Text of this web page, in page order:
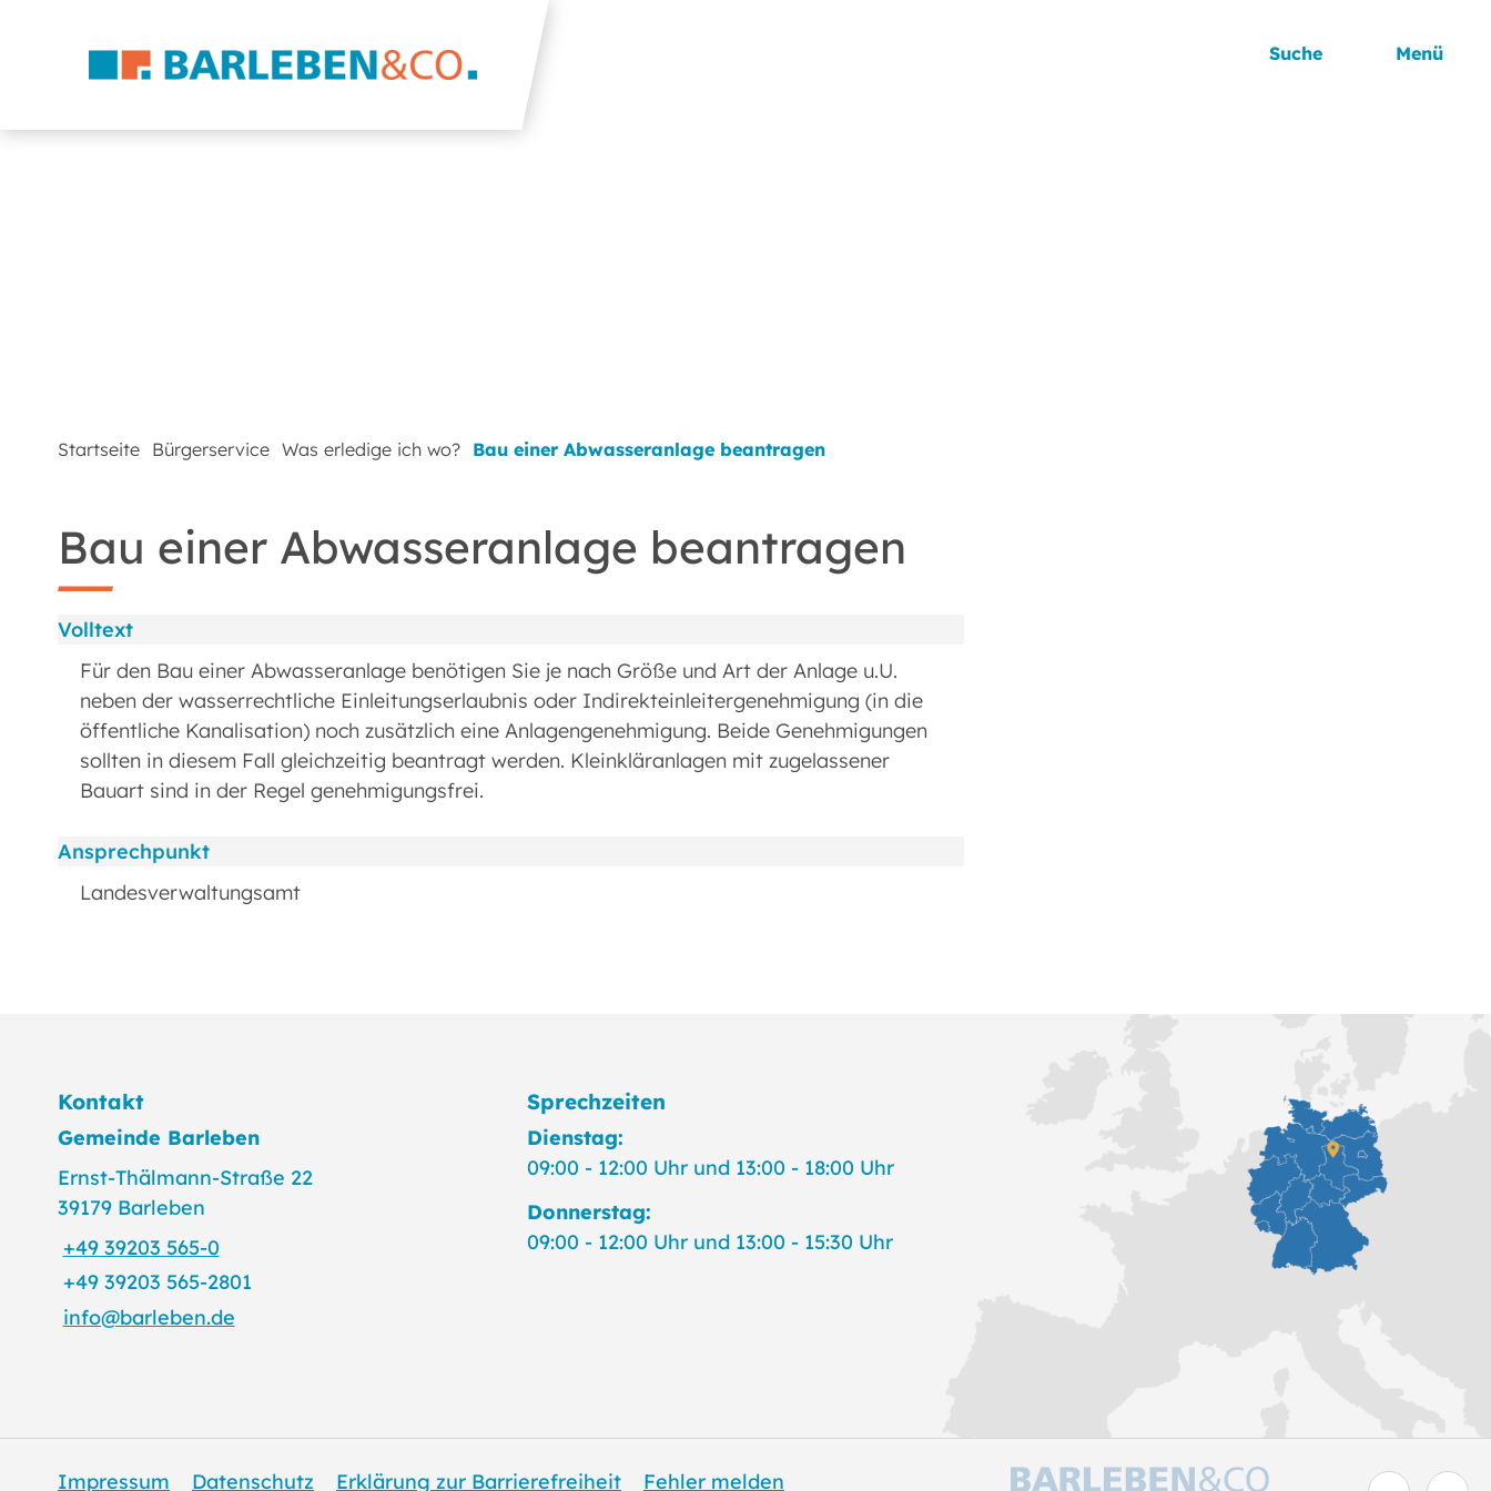
Suche Menü
Startseite Bürgerservice Was erledige ich wo? Bau einer Abwasseranlage beantragen
Bau einer Abwasseranlage beantragen
Volltext
Für den Bau einer Abwasseranlage benötigen Sie je nach Größe und Art der Anlage u.U.
neben der wasserrechtliche Einleitungserlaubnis oder Indirekteinleitergenehmigung (in die
öffentliche Kanalisation) noch zusätzlich eine Anlagengenehmigung. Beide Genehmigungen
sollten in diesem Fall gleichzeitig beantragt werden. Kleinkläranlagen mit zugelassener
Bauart sind in der Regel genehmigungsfrei.
Ansprechpunkt
Landesverwaltungsamt
Kontakt
Gemeinde Barleben
Ernst-Thälmann-Straße 22
39179 Barleben
+49 39203 565-0
+49 39203 565-2801
info@barleben.de
Sprechzeiten
Dienstag:
09:00 - 12:00 Uhr und 13:00 - 18:00 Uhr
Donnerstag:
09:00 - 12:00 Uhr und 13:00 - 15:30 Uhr
Impressum Datenschutz Erklärung zur Barrierefreiheit Fehler melden